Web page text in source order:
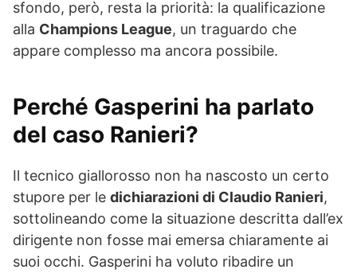
sfondo, però, resta la priorità: la qualificazione
alla Champions League, un traguardo che
appare complesso ma ancora possibile.
Perché Gasperini ha parlato
del caso Ranieri?
Il tecnico giallorosso non ha nascosto un certo
stupore per le dichiarazioni di Claudio Ranieri,
sottolineando come la situazione descritta dall’ex
dirigente non fosse mai emersa chiaramente ai
suoi occhi. Gasperini ha voluto ribadire un